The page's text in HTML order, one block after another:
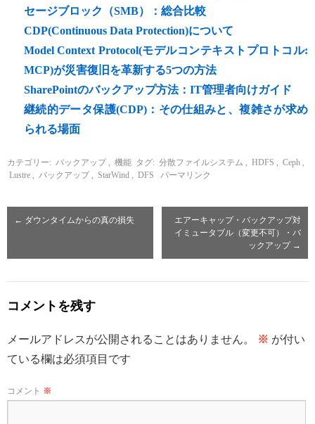
セージブロック（SMB）：総合比較
CDP(Continuous Data Protection)について
Model Context Protocol(モデルコンテキストプロトコル:
MCP)が災害復旧を革新する5つの方法
SharePointのバックアップ方法：IT管理者向けガイド
継続的データ保護(CDP)：その仕組みと、複雑さが求め
られる場面
カテゴリー: バックアップ 機能 タグ: 分散ファイルシステム HDFS Ceph
Lustre
バックアップ StarWind DFS パーマリンク
← ダウンタイムからの真の損失
エアーキャップ・バックアップ対
イミュータブル（変更不可）・バ
ックアップ →
コメントを残す
メールアドレスが公開されることはありません。 ※ が付い
ている欄は必須項目です
コメント ※